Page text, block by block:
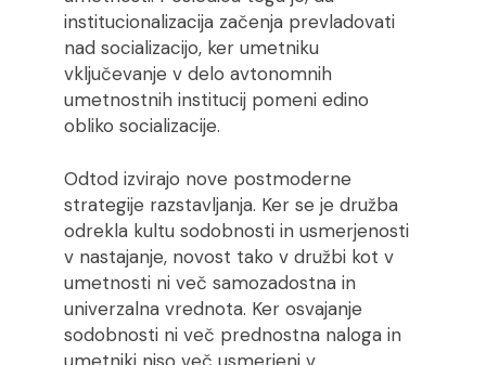
institucionalizacija začenja prevladovati
nad socializacijo, ker umetniku
vključevanje v delo avtonomnih
umetnostnih institucij pomeni edino
obliko socializacije.
Odtod izvirajo nove postmoderne
strategije razstavljanja. Ker se je družba
odrekla kultu sodobnosti in usmerjenosti
v nastajanje, novost tako v družbi kot v
umetnosti ni več samozadostna in
univerzalna vrednota. Ker osvajanje
sodobnosti ni več prednostna naloga in